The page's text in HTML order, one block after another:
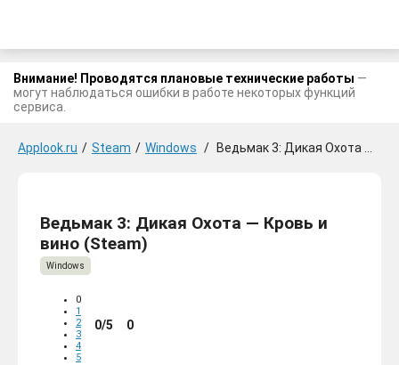
Внимание! Проводятся плановые технические работы —
могут наблюдаться ошибки в работе некоторых функций
сервиса.
Applook.ru / Steam / Windows / Ведьмак 3: Дикая Охота — Кровь и вино
Ведьмак 3: Дикая Охота — Кровь и
вино (Steam)
Windows
0
1
2
3
4
5
0/5 0